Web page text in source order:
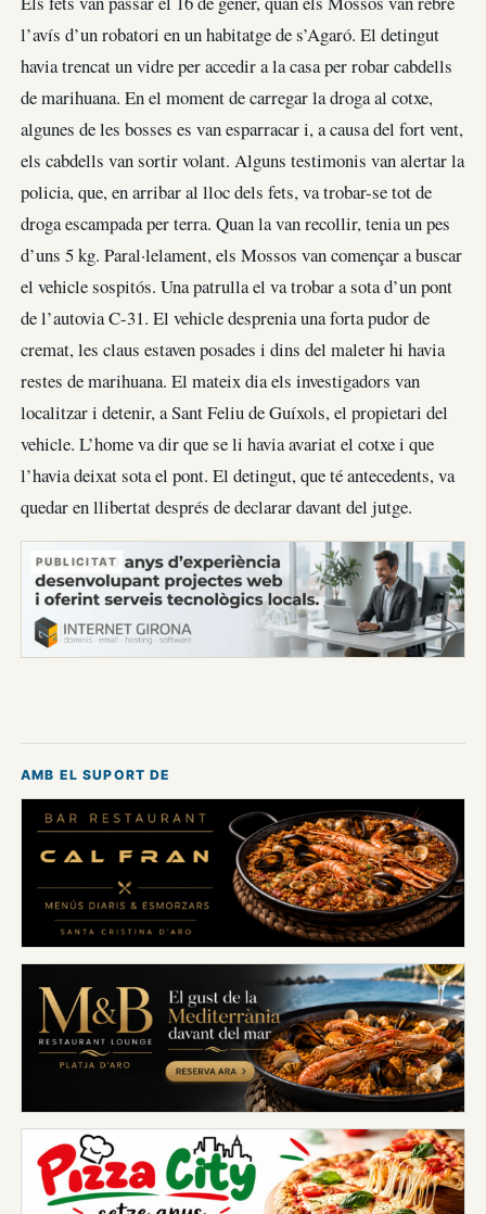
l’avís d’un robatori en un habitatge de s’Agaró. El detingut
havia trencat un vidre per accedir a la casa per robar cabdells
de marihuana. En el moment de carregar la droga al cotxe,
algunes de les bosses es van esparracar i, a causa del fort vent,
els cabdells van sortir volant. Alguns testimonis van alertar la
policia, que, en arribar al lloc dels fets, va trobar-se tot de
droga escampada per terra. Quan la van recollir, tenia un pes
d’uns 5 kg. Paral·lelament, els Mossos van començar a buscar
el vehicle sospitós. Una patrulla el va trobar a sota d’un pont
de l’autovia C-31. El vehicle desprenia una forta pudor de
cremat, les claus estaven posades i dins del maleter hi havia
restes de marihuana. El mateix dia els investigadors van
localitzar i detenir, a Sant Feliu de Guíxols, el propietari del
vehicle. L’home va dir que se li havia avariat el cotxe i que
l’havia deixat sota el pont. El detingut, que té antecedents, va
quedar en llibertat després de declarar davant del jutge.
PUBLICITAT
AMB EL SUPORT DE